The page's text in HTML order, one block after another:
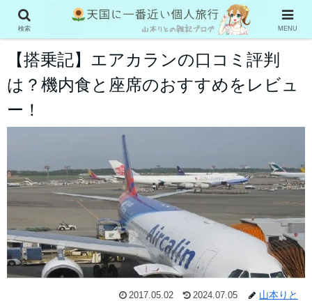
ニューカレドニア旅行
【搭乗記】エアカランの口コミ評判
は？機内食と座席のおすすめをレビュ
ー！
2017.05.02 2024.07.05 山本りと
検索 MENU